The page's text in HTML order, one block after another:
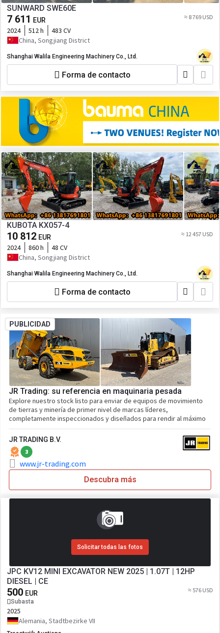
SUNWARD SWE60E
7 611 EUR ≈ 8 769 USD
2024 512 h
483 CV
China, Songjiang District
Shanghai Walila Engineering Machinery Co., Ltd.
Forma de contacto
KUBOTA KX057-4
10 812 EUR ≈ 12 457 USD
2024 860 h
48 CV
China, Songjiang District
Shanghai Walila Engineering Machinery Co., Ltd.
Forma de contacto
PUBLICIDAD
JR Trading: su referencia en maquinaria pesada
Explore nuestro stock listo para enviar de equipos de movimiento
de tierras y minería de primer nivel de marcas líderes,
completamente inspeccionados y diseñados para rendir al máximo
JR TRADING B.V.
3
www.jr-trading.com
Descubra más
Solicitar todas las fotos
JPC KV12 MINI EXCAVATOR NEW 2025 | 1.07T | 12HP
DIESEL | CE
500 EUR
Subasta
≈ 576 USD
2025
Alemania, Stadtbezirke VII